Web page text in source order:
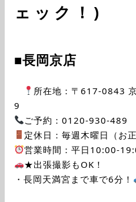
ェック！)
■長岡京店
所在地：〒617-0843
9
ご予約：0120-930-489
定休日：毎週木曜日（お
営業時間：平日10:00-
★出張撮影もOK！
・長岡天満宮まで車で6分！